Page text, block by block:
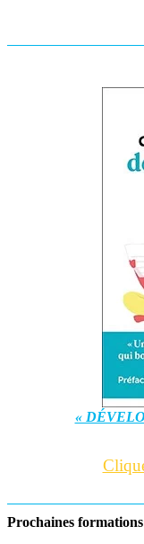
«
Prochaines formations